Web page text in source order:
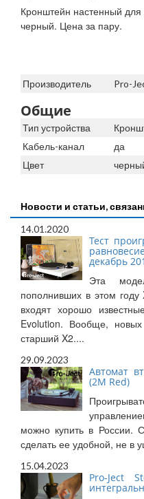
Кронштейн настенный
черный. Цена за пару.
Производитель Pro-
Общие
Тип устройства
Кабель-канал
да
Цвет
Новости и статьи,
14.01.2020
Тест
декабрь
Эта
пополнивших в этом году
входят хорошо
Evolution. Вообще,
старший X2....
29.09.2023
Автомат
(2M Red)
можно купить в России.
сделать ее удобной, не в
15.04.2023
Pro-Ject